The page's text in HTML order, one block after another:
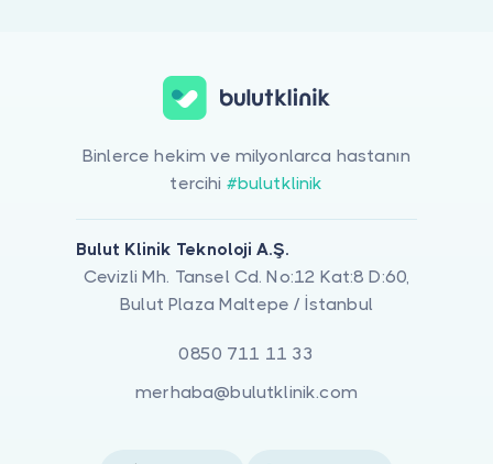
Binlerce hekim ve milyonlarca hastanın
tercihi #bulutklinik
Bulut Klinik Teknoloji A.Ş.
Cevizli Mh. Tansel Cd. No:12 Kat:8 D:60,
Bulut Plaza Maltepe / İstanbul
0850 711 11 33
merhaba@bulutklinik.com